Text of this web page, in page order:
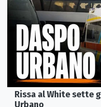
Rissa al White sette
Urbano